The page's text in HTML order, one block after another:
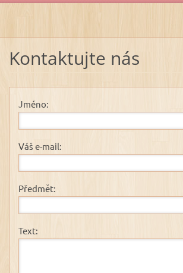
Kontaktujte nás
Jméno:
Váš e-mail:
Předmět:
Text: